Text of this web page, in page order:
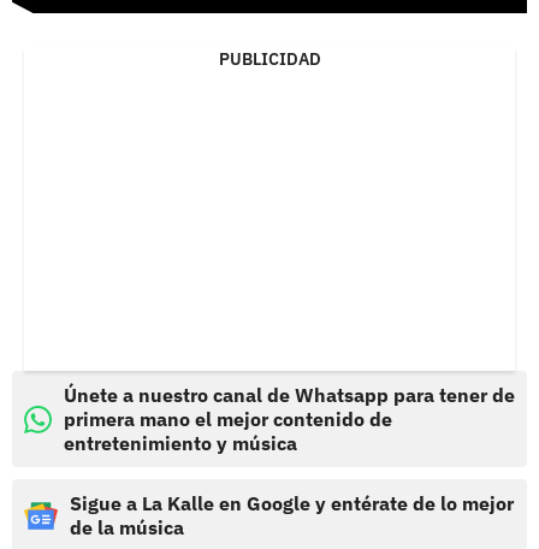
PUBLICIDAD
Únete a nuestro canal de Whatsapp para tener de
primera mano el mejor contenido de
entretenimiento y música
Sigue a La Kalle en Google y entérate de lo mejor
de la música